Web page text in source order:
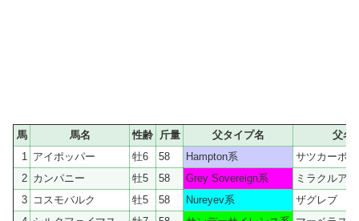
馬 馬名 性齢 斤量 父タイプ名
父名
1
アイポッパー 牡6 58 Hampton系
サツカーボ
2 カンパニー 牡5 58 Grey Sovereign系
ミラクルア
3 コスモバルク 牡5 58 Nureyev系
ザグレブ